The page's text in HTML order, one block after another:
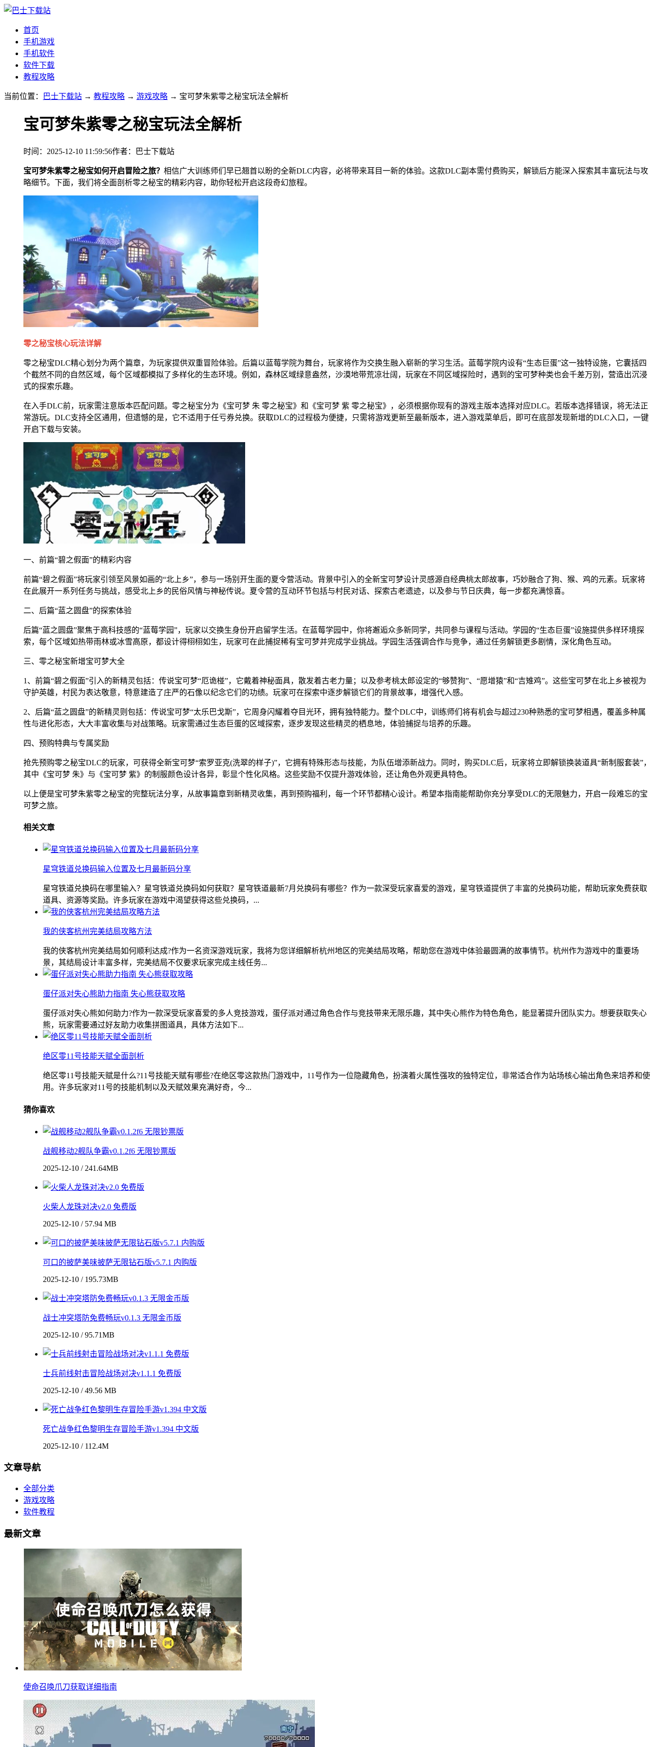
首页
手机游戏
手机软件
软件下载
教程攻略
当前位置： 巴士下载站 → 教程攻略 → 游戏攻略 → 宝可梦朱紫零之秘宝玩法全解析
宝可梦朱紫零之秘宝玩法全解析
时间：2025-12-10 11:59:56作者：巴士下载站
宝可梦朱紫零之秘宝如何开启冒险之旅？ 相信广大训练师们早已翘首以盼的全新DLC内容，必将带来耳目一新的体验。这款DLC副本需付费购买，解锁后方能深入探索其丰富玩法与攻
略细节。下面，我们将全面剖析零之秘宝的精彩内容，助你轻松开启这段奇幻旅程。
零之秘宝核心玩法详解
零之秘宝DLC精心划分为两个篇章，为玩家提供双重冒险体验。后篇以蓝莓学院为舞台，玩家将作为交换生融入崭新的学习生活。蓝莓学院内设有“生态巨蛋”这一独特设施，它囊括四
个截然不同的自然区域，每个区域都模拟了多样化的生态环境。例如，森林区域绿意盎然，沙漠地带荒凉壮阔，玩家在不同区域探险时，遇到的宝可梦种类也会千差万别，营造出沉浸
式的探索乐趣。
在入手DLC前，玩家需注意版本匹配问题。零之秘宝分为《宝可梦 朱 零之秘宝》和《宝可梦 紫 零之秘宝》，必须根据你现有的游戏主版本选择对应DLC。若版本选择错误，将无法正
常游玩。DLC支持全区通用，但遗憾的是，它不适用于任亏券兑换。获取DLC的过程极为便捷，只需将游戏更新至最新版本，进入游戏菜单后，即可在底部发现新增的DLC入口，一键
开启下载与安装。
一、前篇“碧之假面”的精彩内容
前篇“碧之假面”将玩家引领至风景如画的“北上乡”，参与一场别开生面的夏令营活动。背景中引入的全新宝可梦设计灵感源自经典桃太郎故事，巧妙融合了狗、猴、鸡的元素。玩家将
在此展开一系列任务与挑战，感受北上乡的民俗风情与神秘传说。夏令营的互动环节包括与村民对话、探索古老遗迹，以及参与节日庆典，每一步都充满惊喜。
二、后篇“蓝之圆盘”的探索体验
后篇“蓝之圆盘”聚焦于高科技感的“蓝莓学园”，玩家以交换生身份开启留学生活。在蓝莓学园中，你将邂逅众多新同学，共同参与课程与活动。学园的“生态巨蛋”设施提供多样环境探
索，每个区域如热带雨林或冰雪高原，都设计得栩栩如生，玩家可在此捕捉稀有宝可梦并完成学业挑战。学园生活强调合作与竞争，通过任务解锁更多剧情，深化角色互动。
三、零之秘宝新增宝可梦大全
1、前篇“碧之假面”引入的新精灵包括：传说宝可梦“厄诡椪”，它戴着神秘面具，散发着古老力量；以及参考桃太郎设定的“够赞狗”、“愿增猿”和“吉雉鸡”。这些宝可梦在北上乡被视为
守护英雄，村民为表达敬意，特意建造了庄严的石像以纪念它们的功绩。玩家可在探索中逐步解锁它们的背景故事，增强代入感。
2、后篇“蓝之圆盘”的新精灵则包括：传说宝可梦“太乐巴戈斯”，它周身闪耀着夺目光环，拥有独特能力。整个DLC中，训练师们将有机会与超过230种熟悉的宝可梦相遇，覆盖多种属
性与进化形态，大大丰富收集与对战策略。玩家需通过生态巨蛋的区域探索，逐步发现这些精灵的栖息地，体验捕捉与培养的乐趣。
四、预购特典与专属奖励
抢先预购零之秘宝DLC的玩家，可获得全新宝可梦“索罗亚克(洗翠的样子)”，它拥有特殊形态与技能，为队伍增添新战力。同时，购买DLC后，玩家将立即解锁换装道具“新制服套装”，
其中《宝可梦 朱》与《宝可梦 紫》的制服颜色设计各异，彰显个性化风格。这些奖励不仅提升游戏体验，还让角色外观更具特色。
以上便是宝可梦朱紫零之秘宝的完整玩法分享，从故事篇章到新精灵收集，再到预购福利，每一个环节都精心设计。希望本指南能帮助你充分享受DLC的无限魅力，开启一段难忘的宝
可梦之旅。
相关文章
星穹铁道兑换码输入位置及七月最新码分享
星穹铁道兑换码在哪里输入？星穹铁道兑换码如何获取？星穹铁道最新7月兑换码有哪些？作为一款深受玩家喜爱的游戏，星穹铁道提供了丰富的兑换码功能，帮助玩家免费获取
道具、资源等奖励。许多玩家在游戏中渴望获得这些兑换码，...
我的侠客杭州完美结局攻略方法
我的侠客杭州完美结局如何顺利达成?作为一名资深游戏玩家，我将为您详细解析杭州地区的完美结局攻略，帮助您在游戏中体验最圆满的故事情节。杭州作为游戏中的重要场
景，其结局设计丰富多样，完美结局不仅要求玩家完成主线任务...
蛋仔派对失心熊助力指南 失心熊获取攻略
蛋仔派对失心熊如何助力?作为一款深受玩家喜爱的多人竞技游戏，蛋仔派对通过角色合作与竞技带来无限乐趣，其中失心熊作为特色角色，能显著提升团队实力。想要获取失心
熊，玩家需要通过好友助力收集拼图道具，具体方法如下...
绝区零11号技能天赋全面剖析
绝区零11号技能天赋是什么?11号技能天赋有哪些?在绝区零这款热门游戏中，11号作为一位隐藏角色，扮演着火属性强攻的独特定位，非常适合作为站场核心输出角色来培养和使
用。许多玩家对11号的技能机制以及天赋效果充满好奇，今...
猜你喜欢
战舰移动2舰队争霸v0.1.2f6 无限钞票版
2025-12-10 / 241.64MB
火柴人龙珠对决v2.0 免费版
2025-12-10 / 57.94 MB
可口的披萨美味披萨无限钻石版v5.7.1 内购版
2025-12-10 / 195.73MB
战士冲突塔防免费畅玩v0.1.3 无限金币版
2025-12-10 / 95.71MB
士兵前线射击冒险战场对决v1.1.1 免费版
2025-12-10 / 49.56 MB
死亡战争红色黎明生存冒险手游v1.394 中文版
2025-12-10 / 112.4M
文章导航
全部分类
游戏攻略
软件教程
最新文章
使命召唤爪刀获取详细指南